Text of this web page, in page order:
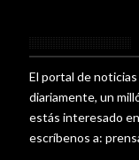
El portal de
diariamente, un
estás interesado
escríbenos a: